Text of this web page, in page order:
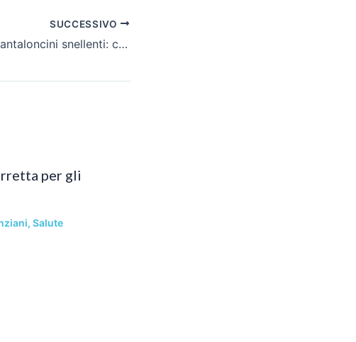
SUCCESSIVO
Guaine e pantaloncini snellenti: come sceglierli e usarli
per gli
, Salute